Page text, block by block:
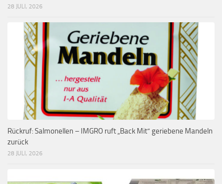
28 JULI, 2026
Rückruf: Salmonellen – IMGRO ruft „Back Mit“ geriebene Mandeln
zurück
28 JULI, 2026